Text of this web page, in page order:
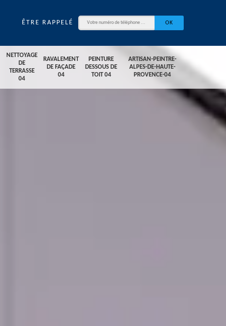
ÊTRE RAPPELÉ
NETTOYAGE
DE
TERRASSE
04
RAVALEMENT
DE FAÇADE
04
PEINTURE
DESSOUS DE
TOIT 04
ARTISAN-PEINTRE-
ALPES-DE-HAUTE-
PROVENCE-04